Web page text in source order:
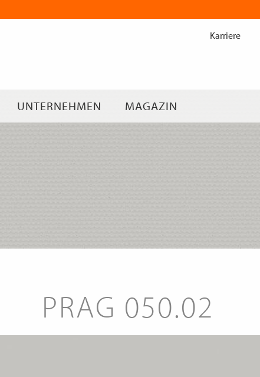
Inhalt
UNTERNEHMEN MAGAZIN
Karriere
PRAG 050.02